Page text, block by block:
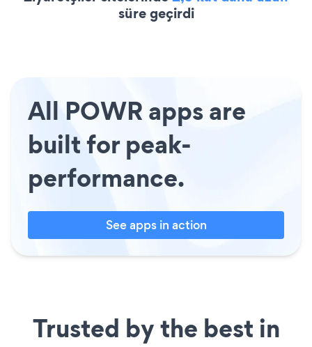
süre geçirdi
All POWR apps are
built for peak-
performance.
See apps in action
Trusted by the best in